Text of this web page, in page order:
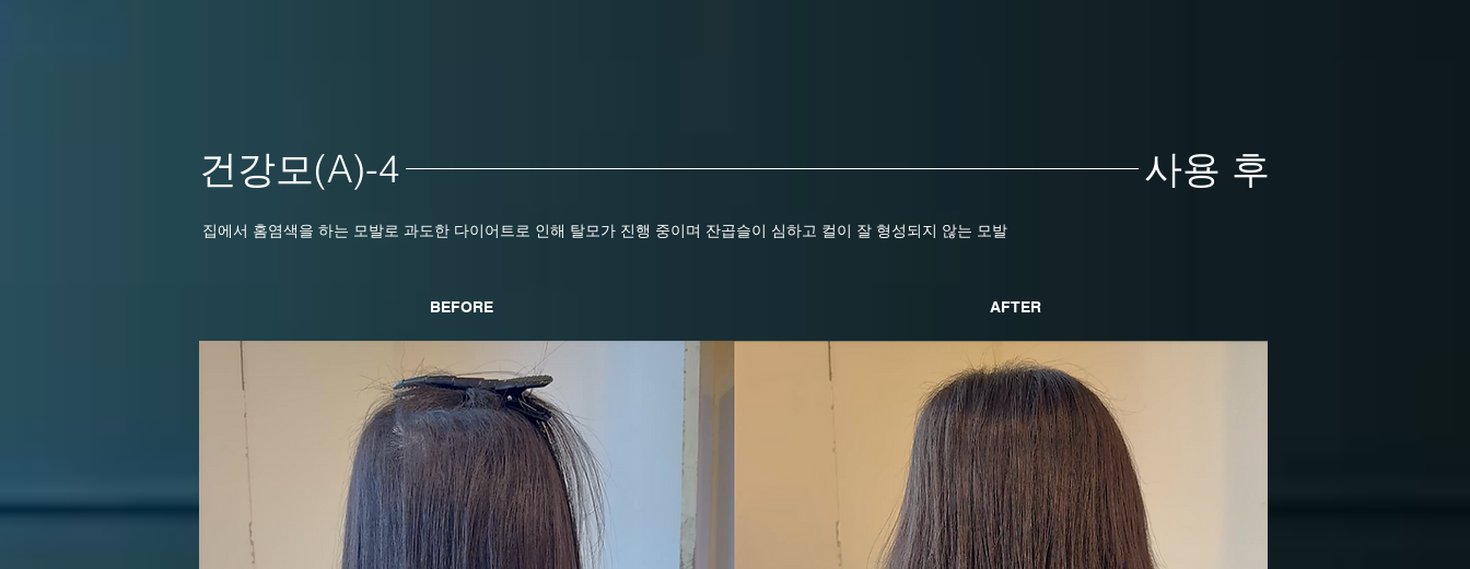
건강모(A)-4 사용 후
집에서 홈염색을 하는 모발로 과도한 다이어트로 인해 탈모가 진행 중이며 잔곱슬이 심하고 컬이 잘 형성되지 않는 모발
BEFORE AFTER